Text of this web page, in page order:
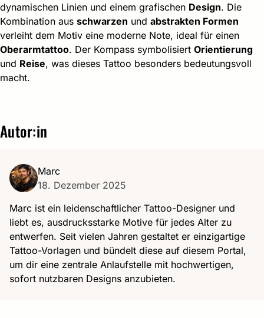
dynamischen Linien und einem grafischen Design. Die
Kombination aus schwarzen und abstrakten Formen
verleiht dem Motiv eine moderne Note, ideal für einen
Oberarmtattoo. Der Kompass symbolisiert Orientierung
und Reise, was dieses Tattoo besonders bedeutungsvoll
macht.
Autor:in
Marc
18. Dezember 2025
Marc ist ein leidenschaftlicher Tattoo-Designer und
liebt es, ausdrucksstarke Motive für jedes Alter zu
entwerfen. Seit vielen Jahren gestaltet er einzigartige
Tattoo-Vorlagen und bündelt diese auf diesem Portal,
um dir eine zentrale Anlaufstelle mit hochwertigen,
sofort nutzbaren Designs anzubieten.